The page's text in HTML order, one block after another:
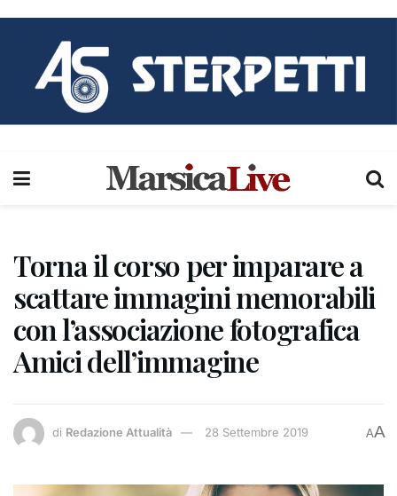
Torna il corso per imparare a
scattare immagini memorabili
con l’associazione fotografica
Amici dell’immagine
di Redazione Attualità 28 Settembre 2019 AA